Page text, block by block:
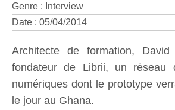
Genre : Interview
Date : 05/04/2014
Architecte de formation,
fondateur de Librii, un réseau
numériques dont le prototype
le jour au Ghana.